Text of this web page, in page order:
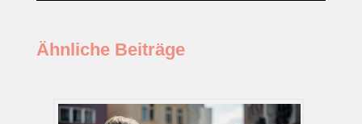
Ähnliche Beiträge